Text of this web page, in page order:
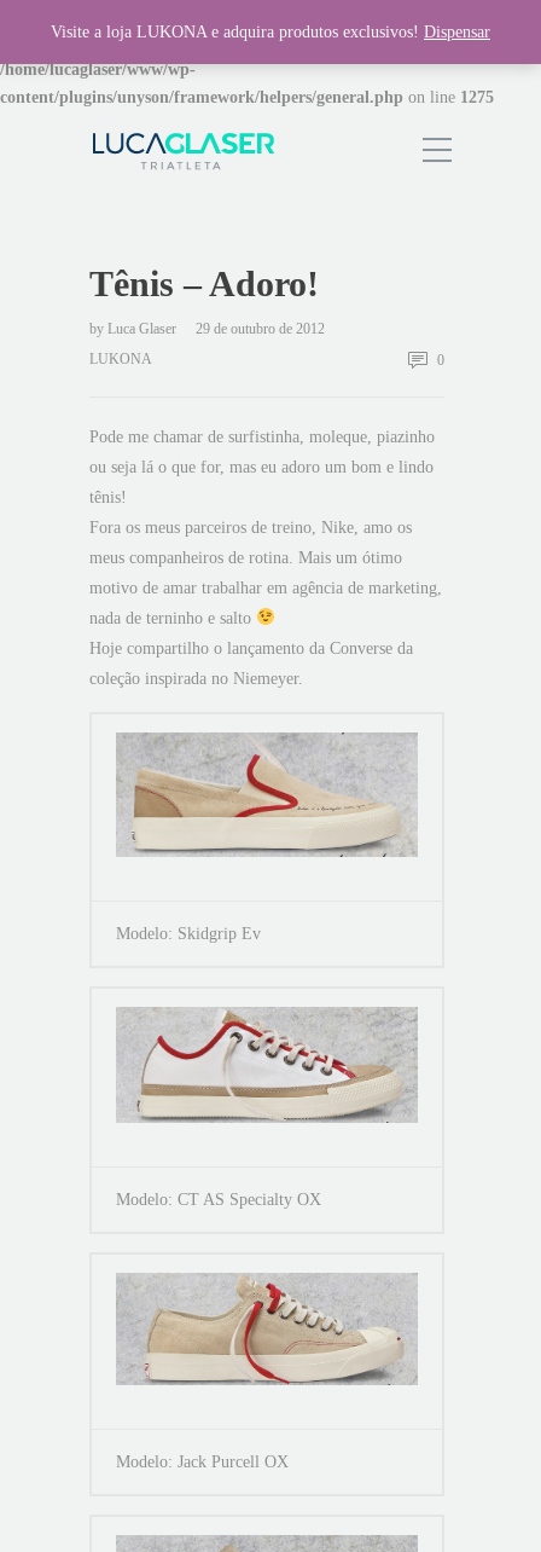
Warning: Invalid argument supplied for foreach() in
/home/lucaglaser/www/wp-
content/plugins/unyson/framework/helpers/general.php on line 1275
Tênis – Adoro!
by Luca Glaser
29 de outubro de 2012
LUKONA
0
Pode me chamar de surfistinha, moleque, piazinho
ou seja lá o que for, mas eu adoro um bom e lindo
tênis!
Fora os meus parceiros de treino, Nike, amo os
meus companheiros de rotina. Mais um ótimo
motivo de amar trabalhar em agência de marketing,
nada de terninho e salto
Hoje compartilho o lançamento da Converse da
coleção inspirada no Niemeyer.
Modelo: Skidgrip Ev
Modelo: CT AS Specialty OX
Modelo: Jack Purcell OX
Visite a loja LUKONA e adquira produtos exclusivos! Dispensar